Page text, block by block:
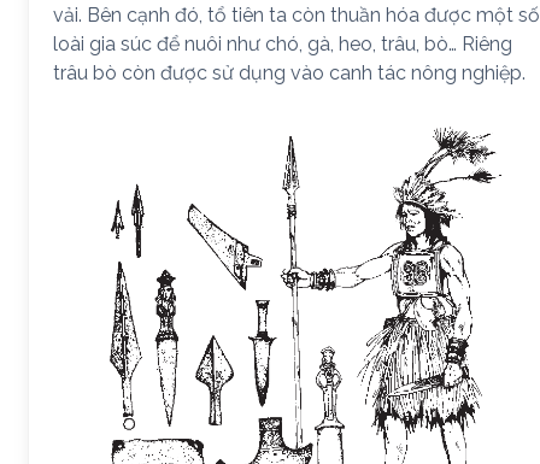
vải. Bên cạnh đó, tổ tiên ta còn thuần hóa được một số
loài gia súc để nuôi như chó, gà, heo, trâu, bò… Riêng
trâu bò còn được sử dụng vào canh tác nông nghiệp.